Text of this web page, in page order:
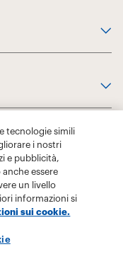
tecnologie simili
i nostri
e pubblicità,
essere
un livello
informazioni si
sui cookie.